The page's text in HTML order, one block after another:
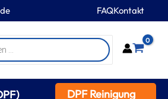
FAQKontakt
0
DPF Reinigung